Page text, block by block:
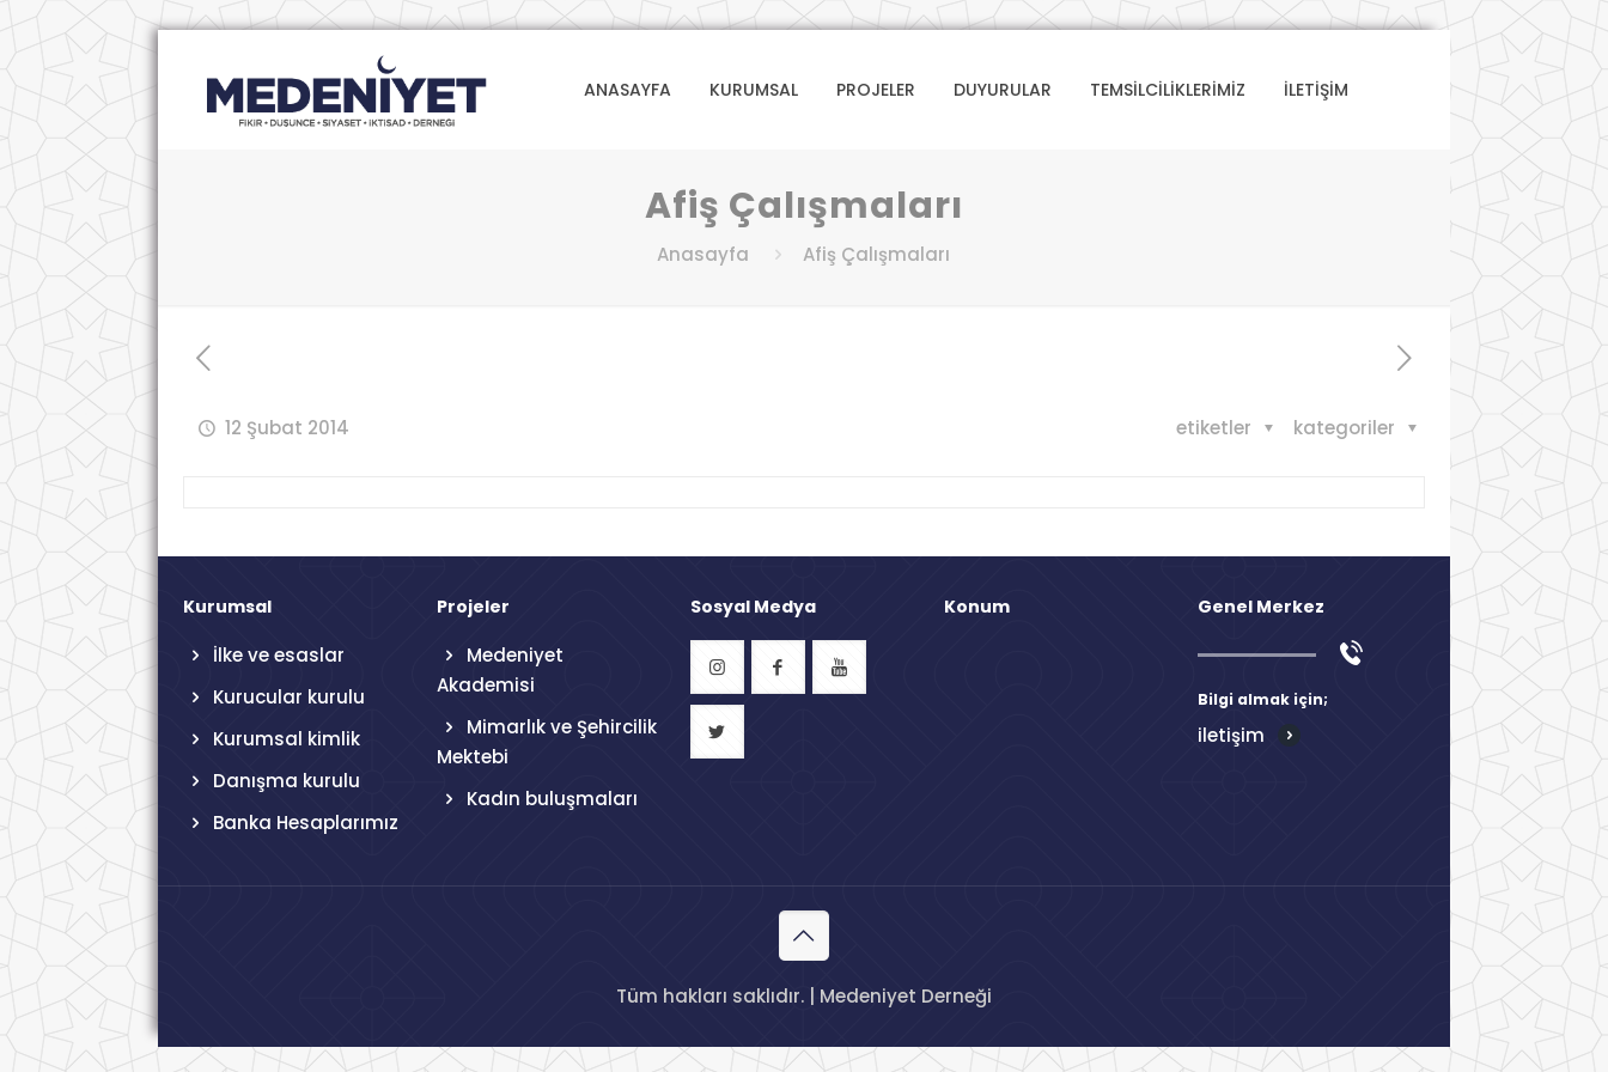
ANASAYFA KURUMSAL PROJELER DUYURULAR TEMSİLCİLİKLERİMİZ İLETİŞİM
Afiş Çalışmaları
Anasayfa Afiş Çalışmaları
12 Şubat 2014 kategoriler
etiketler
Kurumsal
İlke ve esaslar
Kurucular kurulu
Kurumsal kimlik
Danışma kurulu
Banka Hesaplarımız
Projeler
Medeniyet
Akademisi
Mimarlık ve Şehircilik
Mektebi
Kadın buluşmaları
Sosyal Medya Konum Genel Merkez
Bilgi almak için;
iletişim
Tüm hakları saklıdır. | Medeniyet Derneği